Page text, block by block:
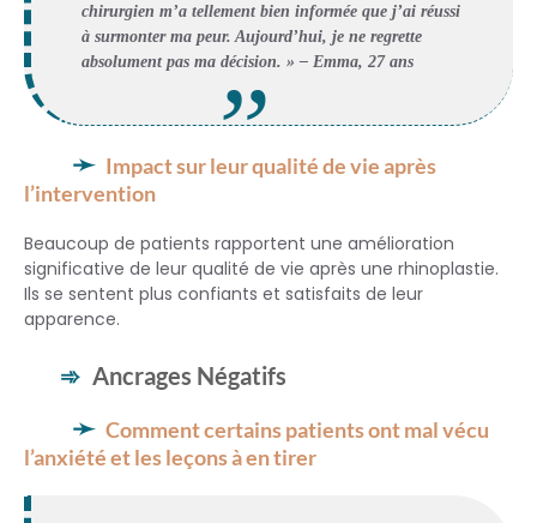
chirurgien m’a tellement bien informée que j’ai réussi
à surmonter ma peur. Aujourd’hui, je ne regrette
absolument pas ma décision. » – Emma, 27 ans
Impact sur leur qualité de vie après
l’intervention
Beaucoup de patients rapportent une amélioration
significative de leur qualité de vie après une rhinoplastie.
Ils se sentent plus confiants et satisfaits de leur
apparence.
Ancrages Négatifs
Comment certains patients ont mal vécu
l’anxiété et les leçons à en tirer